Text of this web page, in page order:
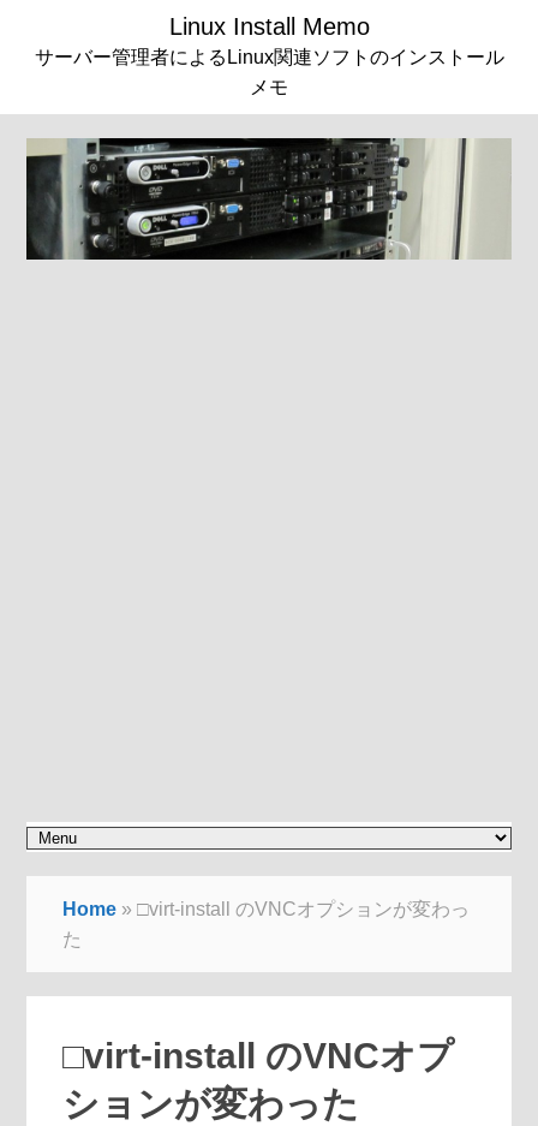
Linux Install Memo
サーバー管理者によるLinux関連ソフトのインストール
メモ
Home »□virt-install のVNCオプションが変わっ
た
□virt-install のVNCオプ
ションが変わった